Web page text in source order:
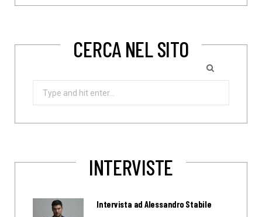
CERCA NEL SITO
INTERVISTE
Intervista ad Alessandro Stabile